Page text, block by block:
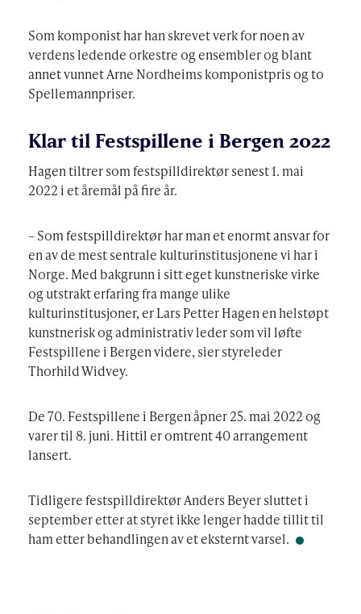
Som komponist har han skrevet verk for noen av
verdens ledende orkestre og ensembler og blant
annet vunnet Arne Nordheims komponistpris og to
Spellemannpriser.
Klar til Festspillene i Bergen 2022
Hagen tiltrer som festspilldirektør senest 1. mai
2022 i et åremål på fire år.
– Som festspilldirektør har man et enormt ansvar for
en av de mest sentrale kulturinstitusjonene vi har i
Norge. Med bakgrunn i sitt eget kunstneriske virke
og utstrakt erfaring fra mange ulike
kulturinstitusjoner, er Lars Petter Hagen en helstøpt
kunstnerisk og administrativ leder som vil løfte
Festspillene i Bergen videre, sier styreleder
Thorhild Widvey.
De 70. Festspillene i Bergen åpner 25. mai 2022 og
varer til 8. juni. Hittil er omtrent 40 arrangement
lansert.
Tidligere festspilldirektør Anders Beyer sluttet i
september etter at styret ikke lenger hadde tillit til
ham etter behandlingen av et eksternt varsel.